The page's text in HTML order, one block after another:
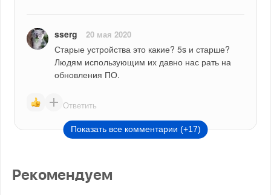
sserg 20 мая 2020
Старые устройства это какие? 5s и старше?
Людям использующим их давно нас рать на
обновления ПО.
Ответить
Показать все комментарии (+17)
Рекомендуем